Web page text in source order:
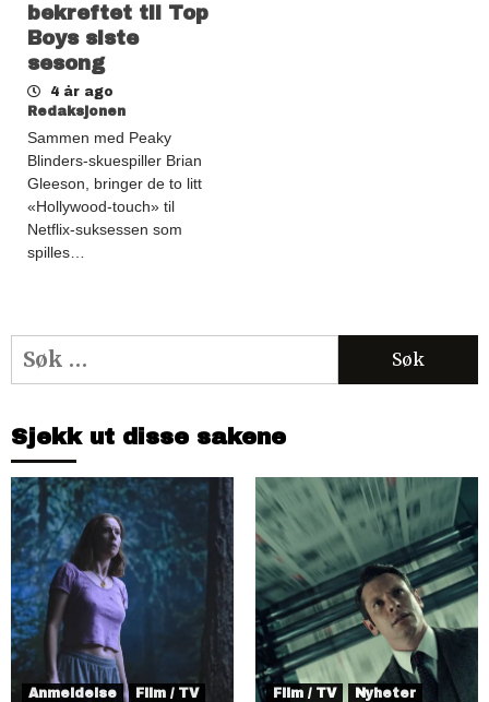
bekreftet til Top
Boys siste
sesong
4 år ago
Redaksjonen
Sammen med Peaky
Blinders-skuespiller Brian
Gleeson, bringer de to litt
«Hollywood-touch» til
Netflix-suksessen som
spilles…
Søk
etter:
Sjekk ut disse sakene
Anmeldelse Film / TV Film / TV Nyheter